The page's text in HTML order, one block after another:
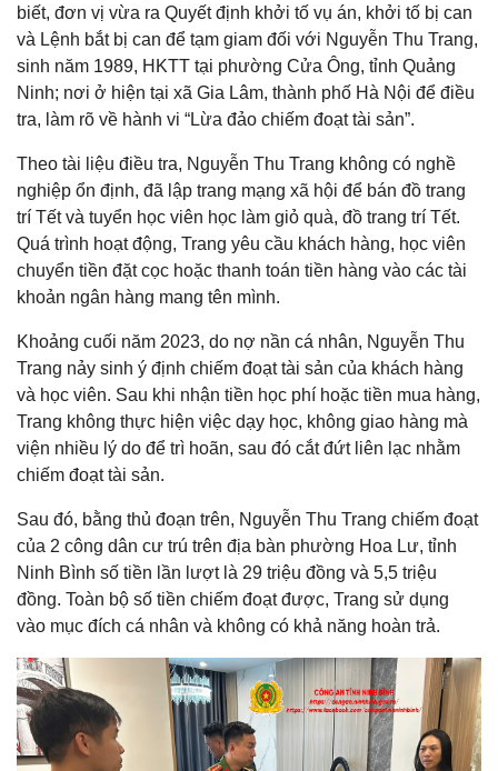
biết, đơn vị vừa ra Quyết định khởi tố vụ án, khởi tố bị can
và Lệnh bắt bị can để tạm giam đối với Nguyễn Thu Trang,
sinh năm 1989, HKTT tại phường Cửa Ông, tỉnh Quảng
Ninh; nơi ở hiện tại xã Gia Lâm, thành phố Hà Nội để điều
tra, làm rõ về hành vi “Lừa đảo chiếm đoạt tài sản”.
Theo tài liệu điều tra, Nguyễn Thu Trang không có nghề
nghiệp ổn định, đã lập trang mạng xã hội để bán đồ trang
trí Tết và tuyển học viên học làm giỏ quà, đồ trang trí Tết.
Quá trình hoạt động, Trang yêu cầu khách hàng, học viên
chuyển tiền đặt cọc hoặc thanh toán tiền hàng vào các tài
khoản ngân hàng mang tên mình.
Khoảng cuối năm 2023, do nợ nần cá nhân, Nguyễn Thu
Trang nảy sinh ý định chiếm đoạt tài sản của khách hàng
và học viên. Sau khi nhận tiền học phí hoặc tiền mua hàng,
Trang không thực hiện việc dạy học, không giao hàng mà
viện nhiều lý do để trì hoãn, sau đó cắt đứt liên lạc nhằm
chiếm đoạt tài sản.
Sau đó, bằng thủ đoạn trên, Nguyễn Thu Trang chiếm đoạt
của 2 công dân cư trú trên địa bàn phường Hoa Lư, tỉnh
Ninh Bình số tiền lần lượt là 29 triệu đồng và 5,5 triệu
đồng. Toàn bộ số tiền chiếm đoạt được, Trang sử dụng
vào mục đích cá nhân và không có khả năng hoàn trả.